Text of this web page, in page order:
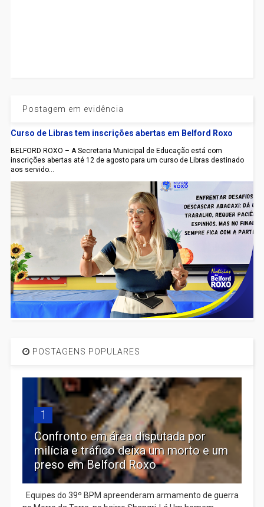
Postagem em evidência
Curso de Libras tem inscrições abertas em Belford Roxo
BELFORD ROXO – A Secretaria Municipal de Educação está com
inscrições abertas até 12 de agosto para um curso de Libras destinado
aos servido...
POSTAGENS POPULARES
1
Confronto em área disputada por
milícia e tráfico deixa um morto e um
preso em Belford Roxo
Equipes do 39º BPM apreenderam armamento de guerra